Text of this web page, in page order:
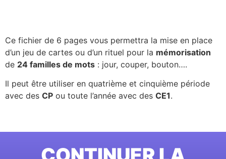
Ce fichier de 6 pages vous permettra la mise en place
d’un jeu de cartes ou d’un rituel pour la mémorisation
de 24 familles de mots : jour, couper, bouton….
Il peut être utiliser en quatrième et cinquième période
avec des CP ou toute l’année avec des CE1.